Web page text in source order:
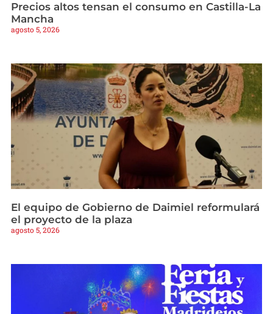
Precios altos tensan el consumo en Castilla-La
Mancha
agosto 5, 2026
El equipo de Gobierno de Daimiel reformulará
el proyecto de la plaza
agosto 5, 2026